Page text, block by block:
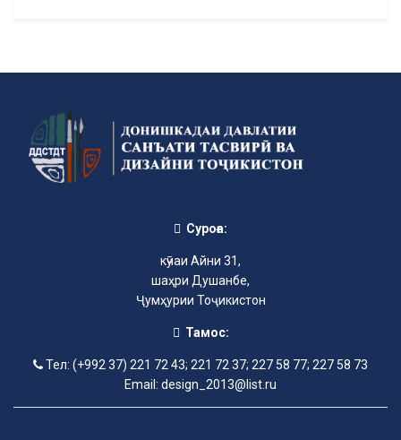
Суроға:
кӯчаи Айни 31,
шаҳри Душанбе,
Ҷумҳурии Тоҷикистон
Тамос:
Тел: (+992 37) 221 72 43; 221 72 37; 227 58 77; 227 58 73
Email: design_2013@list.ru